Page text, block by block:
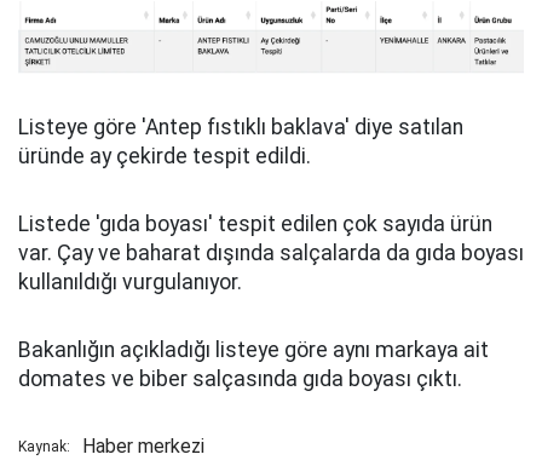
Listeye göre 'Antep fıstıklı baklava' diye satılan
üründe ay çekirde tespit edildi.
Listede 'gıda boyası' tespit edilen çok sayıda ürün
var. Çay ve baharat dışında salçalarda da gıda boyası
kullanıldığı vurgulanıyor.
Bakanlığın açıkladığı listeye göre aynı markaya ait
domates ve biber salçasında gıda boyası çıktı.
Kaynak: Haber merkezi